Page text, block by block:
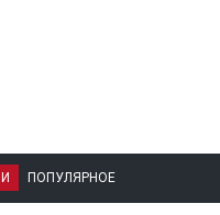
ПОПУЛЯРНОЕ